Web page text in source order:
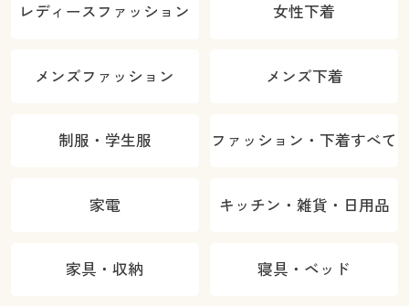
レディースファッション 女性下着
メンズファッション メンズ下着
制服・学生服 ファッション・下着すべて
家電 キッチン・雑貨・日用品
家具・収納 寝具・ベッド